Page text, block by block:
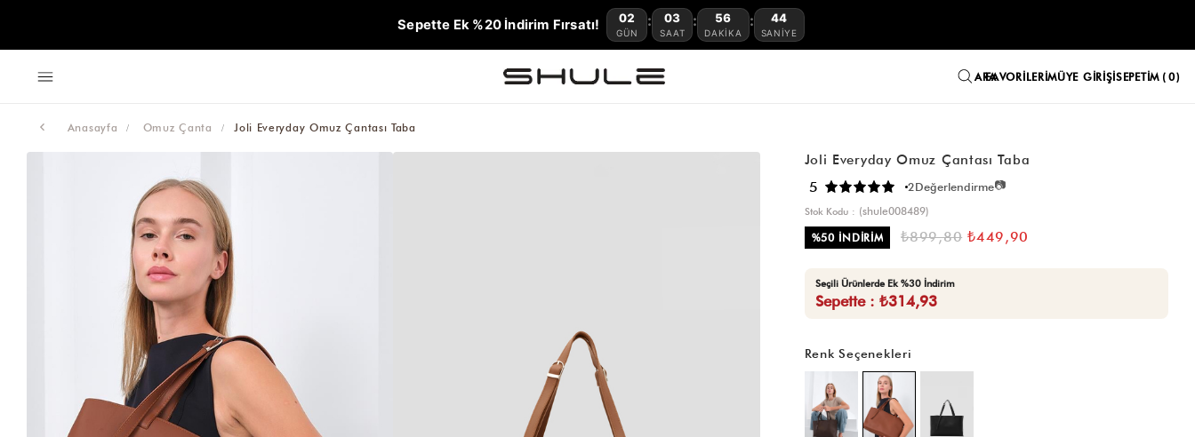
Sepette Ek %20 İndirim Fırsatı! 02
GÜN
: 03
SAAT
: 56
DAKIKA
: 43
SANIYE
FAVORILERIMÜYE GIRIŞISEPETIM 0
Anasayfa Omuz Çanta Joli Everyday Omuz Çantası Taba
Joli Everyday Omuz Çantası Taba
5 2Değerlendirme📷
Stok Kodu
(shule008489)
%50İNDIRIM ₺899,80 ₺449,90
Seçili Ürünlerde Ek %30 İndirim
Sepette : ₺314,93
Renk Seçenekleri